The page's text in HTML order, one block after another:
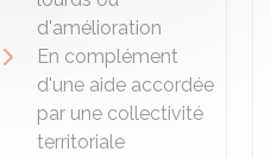
d'amélioration
En complément
d'une aide accordée
par une collectivité
territoriale